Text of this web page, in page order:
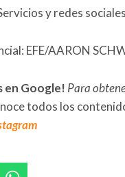
y redes sociales
EFE/AARON
en Google! Para
todos los